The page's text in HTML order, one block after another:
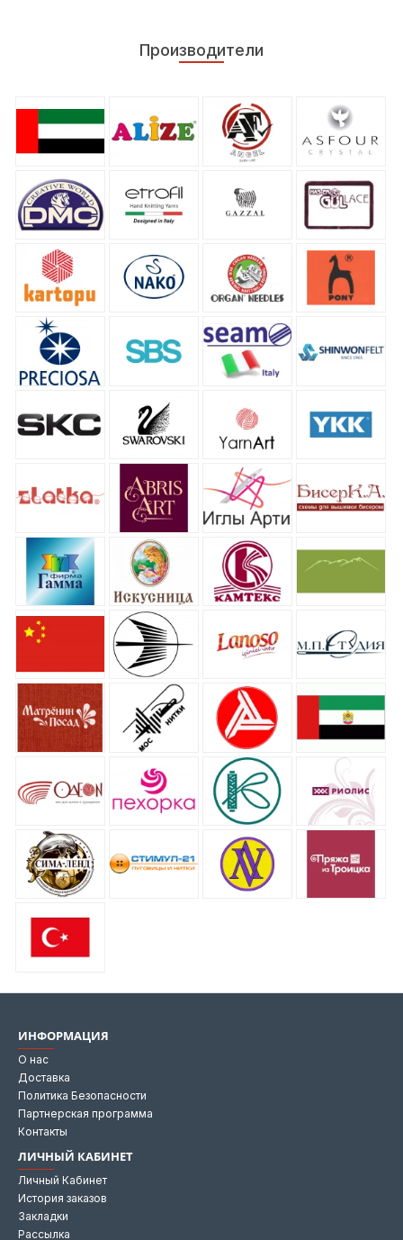
Производители
ИНФОРМАЦИЯ
О нас
Доставка
Политика Безопасности
Партнерская программа
Контакты
ЛИЧНЫЙ КАБИНЕТ
Личный Кабинет
История заказов
Закладки
Рассылка